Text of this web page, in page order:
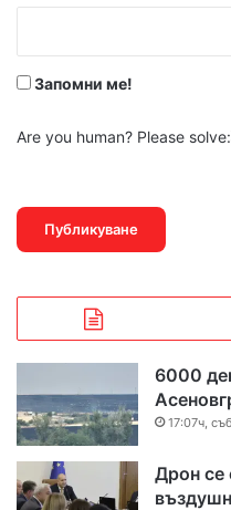
Запомни ме!
Are you human? Please solve:
6000
17:07ч,
Дрон се